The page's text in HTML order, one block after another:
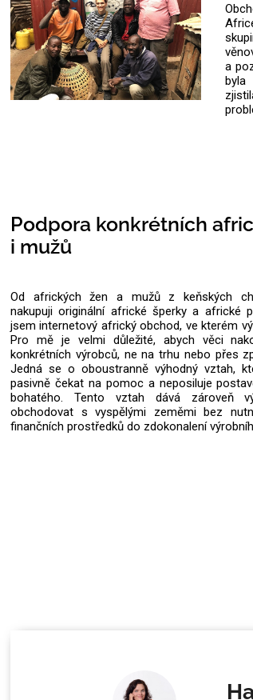
a
byla
Podpora konkrétních
i mužů
Od afrických žen a mužů z keňských
nakupuji originální africké šperky a africké
jsem internetový africký obchod, ve kterém
Pro mě je velmi důležité, abych věci
konkrétních výrobců, ne na trhu nebo přes
Jedná se o oboustranně výhodný vztah,
pasivně čekat na pomoc a neposiluje
bohatého. Tento vztah dává zároveň
obchodovat s vyspělými zeměmi bez
finančních prostředků do zdokonalení